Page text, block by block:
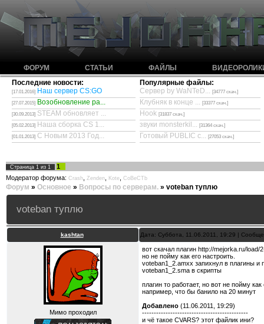
ФОРУМ СТАТЬИ ФАЙЛЫ
Последние новости:
[17.01.2016] Наш сервер CS:GO
[27.07.2015] Возобновление ра...
[30.09.2013] STEAM обновляет ...
[05.02.2013] Наша сборка CS 1...
[01.01.2013] С Новым 2013 Год...
Популярные файлы:
Сервер by WaNTeD... [34777 скач.]
Клубняк в конце ... [33377 скач.]
Hook [31837 скач.]
звуки monsterkil... [31364 скач.]
Готовый PUBLIC с... [27053 скач.]
Страница 1 из 1
1
Модератор форума: Crash Zenden Kote CoBeCTb
Форум » Основное » Вопросы по серверам. » voteban туплю
voteban туплю
kashtan Дата: Суббота, 11.06.2011, 19:29 |
Мимо проходил
вот скачал плагин http://mejorka.ru/load/
но не пойму как его настроить.
voteban1_2.amxx запихнул в плагины и
voteban1_2.sma в скрипты
плагин то работает, но вот не пойму как
например, что бы банило на 20 минут
Добавлено (11.06.2011, 19:29)
---------------------------------------------
и чё такое CVARS? этот файлик ини?